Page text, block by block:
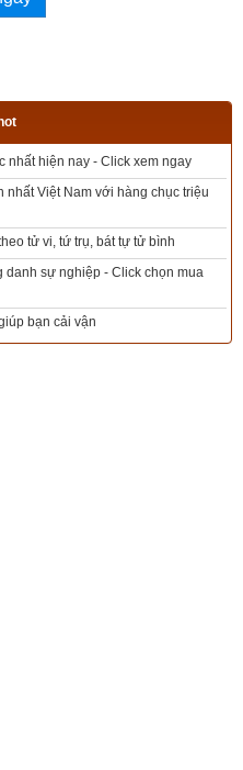
hợp tuổi - Sim hợp mệnh giá rẻ nhất
bạn! Giao sim miễn phí
- 8x -7x -6x giá rẻ nhất thị trường -